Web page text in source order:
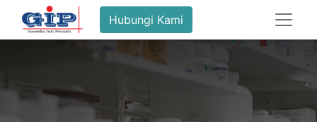
Hubungi Kami